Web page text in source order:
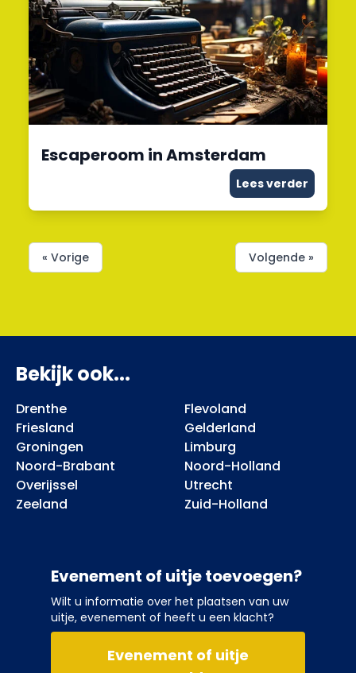
Escaperoom in Amsterdam
Lees verder
« Vorige Volgende »
Bekijk ook...
Drenthe
Flevoland
Friesland
Gelderland
Groningen
Limburg
Noord-Brabant
Noord-Holland
Overijssel
Utrecht
Zeeland
Zuid-Holland
Evenement of uitje toevoegen?
Wilt u informatie over het plaatsen van uw
uitje, evenement of heeft u een klacht?
Evenement of uitje